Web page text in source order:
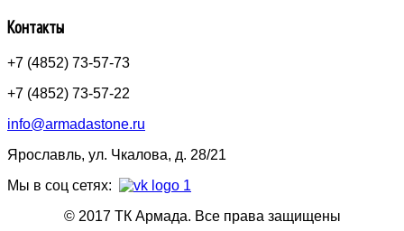
Контакты
+7 (4852) 73-57-73
+7 (4852) 73-57-22
info@armadastone.ru
Ярославль, ул. Чкалова, д. 28/21
Мы в соц сетях:
© 2017 ТК Армада. Все права защищены